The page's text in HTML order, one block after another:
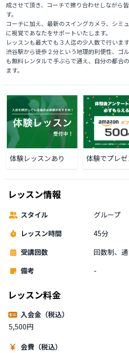
成させて頂き、コーチで擦り合わせしながら
す。
コーチに加え、最新のスイングカメラ、シミ
に視覚であなたをサポートいたします。
レッスンも最大でも３人迄の少人数で行いま
渋谷駅から徒歩２分という地理的利便性、ゴ
も無料レンタルで手ぶらで通え、自分の都合
ます。
体験レッスンあり 体験でプレゼ
レッスン情報
スタイル
グループ
レッスン時間
45分
受講回数
回数制、
備考
-
レッスン料金
入会金（税込）
5,500円
会費（税込）